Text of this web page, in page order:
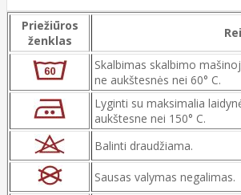
Priežiūros
ženklas
Skalbimas skalbimo
ne aukštesnės nei 60° C.
Lyginti su maksimalia
aukštesne nei 150° C.
Balinti draudžiama.
Sausas valymas negalimas.